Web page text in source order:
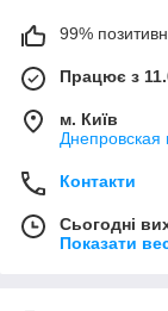
99%
Працює з
м. Київ
Днепровская
Контакти
Сьогодні
Показати